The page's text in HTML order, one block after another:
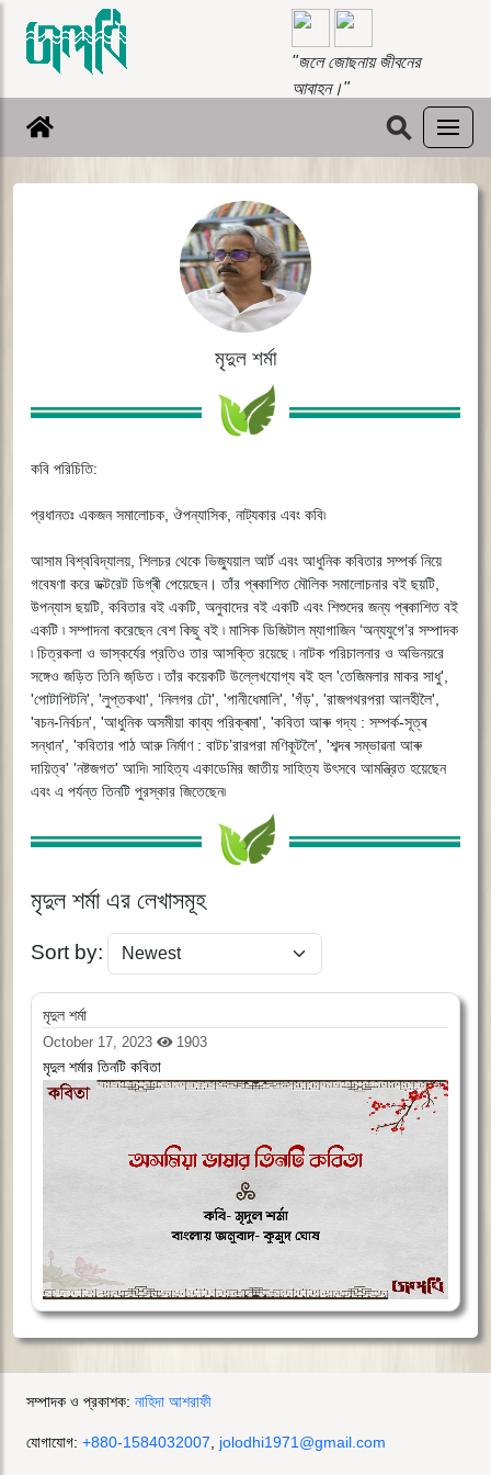
"জলে জোছনায় জীবনের
আবাহন।"
⚲
মৃদুল শর্মা
কবি পরিচিতি:
প্রধানতঃ একজন সমালোচক, ঔপন্যাসিক, নাট্যকার এবং কবি৷
আসাম বিশ্ববিদ্যালয়, শিলচর থেকে ভিজ্যুয়াল আর্ট এবং আধুনিক কবিতার সম্পর্ক নিয়ে
গবেষণা করে ডক্টরেট ডিগ্ৰী পেয়েছেন। তাঁর প্ৰকাশিত মৌলিক সমালোচনার বই ছয়টি,
উপন্যাস ছয়টি, কবিতার বই একটি, অনুবাদের বই একটি এবং শিশুদের জন্য প্ৰকাশিত বই
একটি ৷ সম্পাদনা করেছেন বেশ কিছু বই ৷ মাসিক ডিজিটাল ম্যাগাজিন ‘অন্যযুগে’র সম্পাদক
৷ চিত্রকলা ও ভাস্কর্যের প্রতিও তার আসক্তি রয়েছে ৷ নাটক পরিচালনার ও অভিনয়রে
সঙ্গেও জড়িত তিনি জডি়ত ৷ তাঁর কয়েকটি উল্লেখযোগ্য বই হল 'তেজিমলার মাকর সাধু',
'পোটাপিটনি', 'লুপ্তকথা', ‘নিলগর ঢৌ', 'পানীধেমালি', 'গঁড়', 'রাজপথরপরা আলহীলৈ',
'বচন-নিৰ্বচন', 'আধুনিক অসমীয়া কাব্য পরিক্ৰমা', 'কবিতা আৰু গদ্য : সম্পৰ্ক-সূত্ৰ
সন্ধান', 'কবিতার পাঠ আরু নিৰ্মাণ : বাটচ’রারপরা মণিকূটলৈ', 'শব্দৰ সম্ভাৱনা আৰু
দায়িত্ব' 'নষ্টজগত' আদি৷ সাহিত্য একাডেমির জাতীয় সাহিত্য উৎসবে আমন্ত্রিত হয়েছেন
এবং এ পর্যন্ত তিনটি পুরস্কার জিতেছেন৷
মৃদুল শর্মা এর লেখাসমূহ
Sort by:
মৃদুল শর্মা
October 17, 2023 1903
মৃদুল শর্মার তিনটি কবিতা
সম্পাদক ও প্রকাশক: নাহিদা আশরাফী
যোগাযোগ: +880-1584032007 jolodhi1971@gmail.com